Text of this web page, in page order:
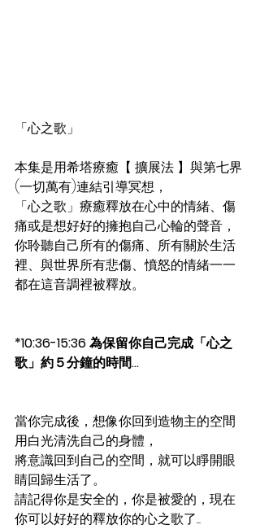
「心之歌」
本集是用希塔療癒【 擴展法 】與第七界
(一切萬有)連結引導冥想，
「心之歌」療癒釋放在心中的情緒、傷
痛或是想好好的擁抱自己心輪的聲音，
你聆聽自己所有的傷痛、所有關於生活
裡、與世界所有悲傷、憤怒的情緒一一
都在這音調裡被釋放。
*10:36-15:36 為保留你自己完成「心之
歌」約５分鐘的時間...
當你完成後，想像你回到造物主的空間
用白光清洗自己的身體，
將意識回到自己的空間，就可以睜開眼
睛回歸生活了。
請記得你是安全的，你是被愛的，現在
你可以好好的釋放你的心之歌了.....